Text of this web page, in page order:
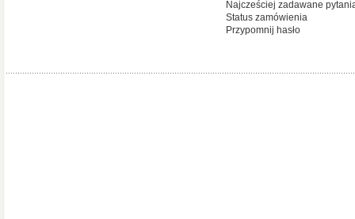
Najcześciej zadawane
Status zamówienia
Przypomnij hasło